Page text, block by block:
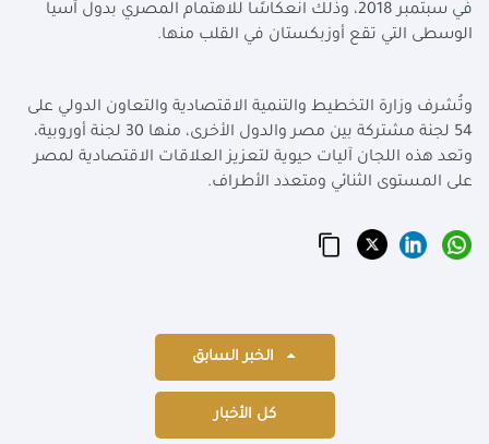
في سبتمبر 2018، وذلك انعكاسًا للاهتمام المصري بدول آسيا
الوسطى التي تقع أوزبكستان في القلب منها.
وتُشرف وزارة التخطيط والتنمية الاقتصادية والتعاون الدولي على
54 لجنة مشتركة بين مصر والدول الأخرى، منها 30 لجنة أوروبية،
وتعد هذه اللجان آليات حيوية لتعزيز العلاقات الاقتصادية لمصر
على المستوى الثنائي ومتعدد الأطراف.
الخبر السابق
كل الأخبار